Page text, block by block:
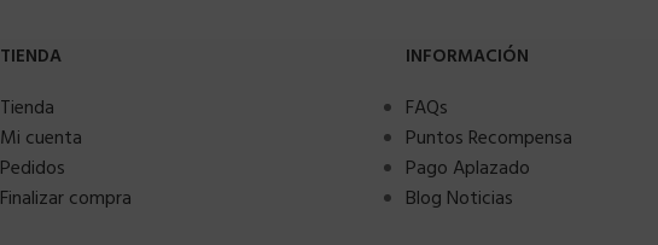
TIENDA
Tienda
Mi cuenta
Pedidos
Finalizar compra
INFORMACIÓN
FAQs
Puntos Recompensa
Pago Aplazado
Blog Noticias